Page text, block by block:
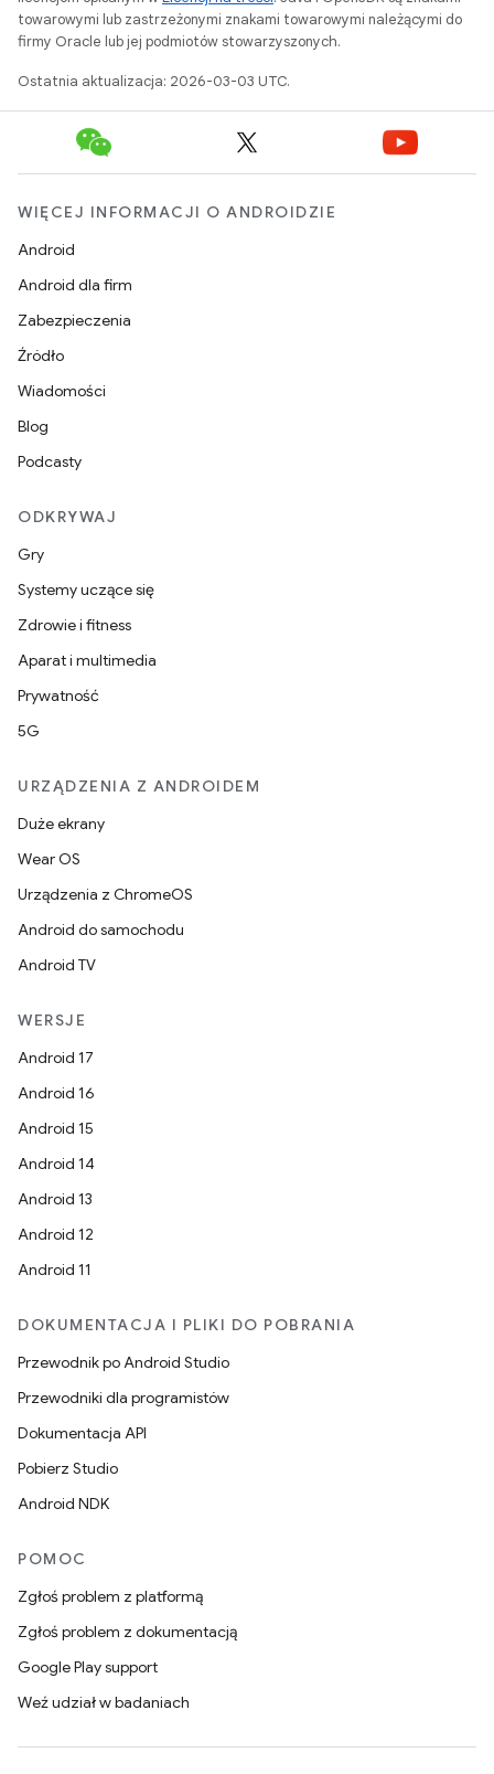
towarowymi lub zastrzeżonymi znakami towarowymi należącymi do
firmy Oracle lub jej podmiotów stowarzyszonych.
Ostatnia aktualizacja: 2026-03-03 UTC.
WIĘCEJ INFORMACJI O ANDROIDZIE
Android
Android dla firm
Zabezpieczenia
Źródło
Wiadomości
Blog
Podcasty
ODKRYWAJ
Gry
Systemy uczące się
Zdrowie i fitness
Aparat i multimedia
Prywatność
5G
URZĄDZENIA Z ANDROIDEM
Duże ekrany
Wear OS
Urządzenia z ChromeOS
Android do samochodu
Android TV
WERSJE
Android 17
Android 16
Android 15
Android 14
Android 13
Android 12
Android 11
DOKUMENTACJA I PLIKI DO POBRANIA
Przewodnik po Android Studio
Przewodniki dla programistów
Dokumentacja API
Pobierz Studio
Android NDK
POMOC
Zgłoś problem z platformą
Zgłoś problem z dokumentacją
Google Play support
Weź udział w badaniach